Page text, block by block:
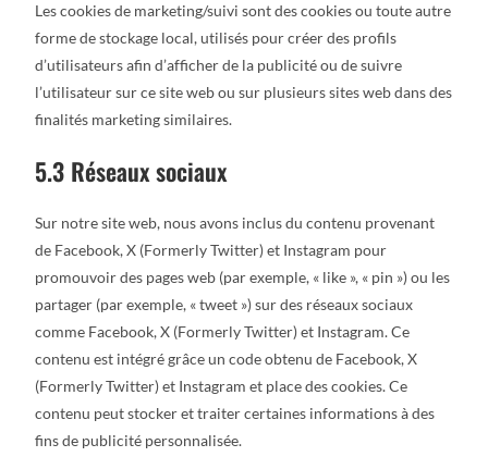
Les cookies de marketing/suivi sont des cookies ou toute autre
forme de stockage local, utilisés pour créer des profils
d’utilisateurs afin d’afficher de la publicité ou de suivre
l’utilisateur sur ce site web ou sur plusieurs sites web dans des
finalités marketing similaires.
5.3 Réseaux sociaux
Sur notre site web, nous avons inclus du contenu provenant
de Facebook, X (Formerly Twitter) et Instagram pour
promouvoir des pages web (par exemple, « like », « pin ») ou les
partager (par exemple, « tweet ») sur des réseaux sociaux
comme Facebook, X (Formerly Twitter) et Instagram. Ce
contenu est intégré grâce un code obtenu de Facebook, X
(Formerly Twitter) et Instagram et place des cookies. Ce
contenu peut stocker et traiter certaines informations à des
fins de publicité personnalisée.